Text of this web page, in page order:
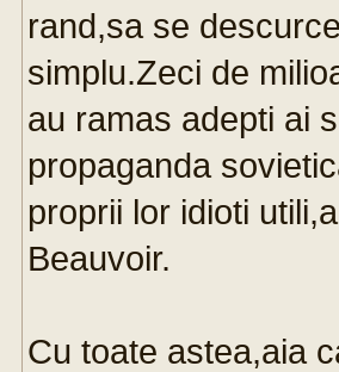
rand,sa se
simplu.Zeci de
au ramas adepti ai
propaganda
proprii lor idioti
Beauvoir.
Cu toate astea,aia